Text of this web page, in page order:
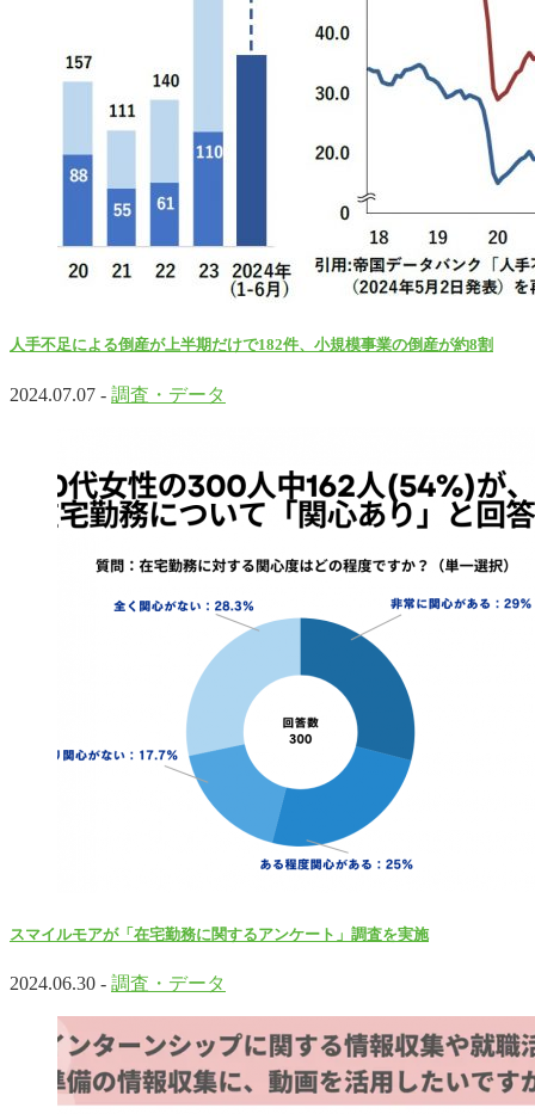
人手不足による倒産が上半期だけで182件、小規模事業の倒産が約8割
2024.07.07 - 調査・データ
スマイルモアが「在宅勤務に関するアンケート」調査を実施
2024.06.30 - 調査・データ